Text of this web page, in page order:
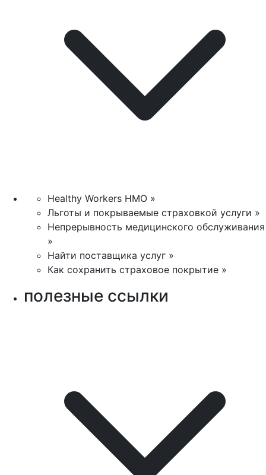
Healthy Workers HMO »
Льготы и покрываемые страховкой услуги »
Непрерывность медицинского обслуживания
»
Найти поставщика услуг »
Как сохранить страховое покрытие »
полезные ссылки